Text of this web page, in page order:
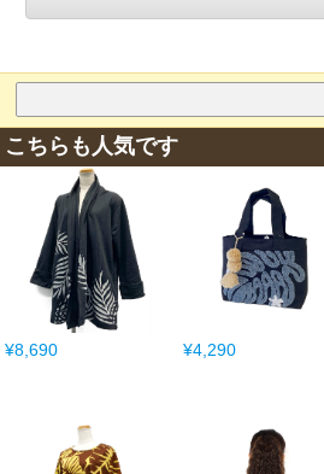
こちらも人気です
¥8,690 ¥4,290